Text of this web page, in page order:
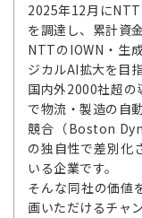
2025年12月に
を調達し、累計資
NTTのIOWN・生
ジカルAI拡大を目
国内外2000社超の
で物流・製造の自
競合（Boston
の独自性で差別化
いる企業です。
そんな同社の価値
画いただけるチャ